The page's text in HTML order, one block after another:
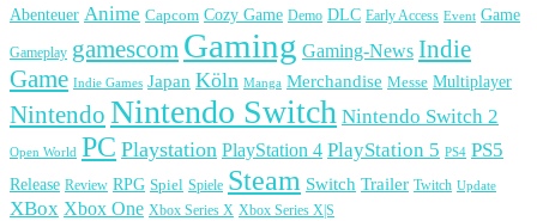
Abenteuer Anime Capcom Cozy Game Demo DLC Early Access Event Game
Gameplay gamescom Gaming Gaming-News Indie
Game Indie Games Japan Köln Manga Merchandise Messe Multiplayer
Nintendo Nintendo Switch Nintendo Switch 2
Open World PC Playstation PlayStation 4 PlayStation 5 PS4 PS5
Release Review RPG Spiel Spiele Steam Switch Trailer Twitch Update
XBox Xbox One Xbox Series X Xbox Series X|S